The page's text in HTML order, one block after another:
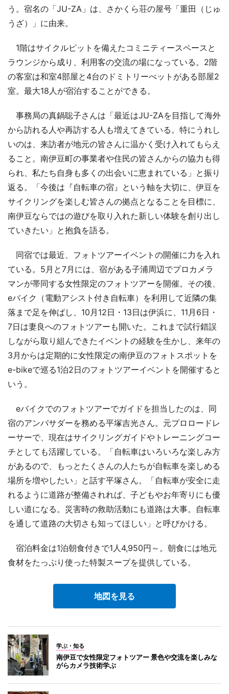
う。宿名の「JU-ZA」は、さかくら荘の屋号「重田（じゅ
うざ）」に由来。
1階はサイクルピットを備えたコミニティースペースと
ラウンジから成り、利用客の交流の場になっている。2階
の客室は和室4部屋と4台のドミトリーべットがある部屋2
室。最大18人が宿泊することができる。
事務局の真鍋聡子さんは「最近はJU-ZAを目指して海外
から訪れる人や再訪する人も増えてきている。特にうれし
いのは、来訪者が地元の皆さんに温かく受け入れてもらえ
ること。南伊豆町の事業者や住民の皆さんからの協力も得
られ、私たち自身も多くの出会いに恵まれている」と振り
返る。「今後は『自転車の宿』という軸を大切に、伊豆を
サイクリングを楽しむ皆さんの拠点となることを目標に、
南伊豆ならではの遊びを取り入れた新しい体験を創り出し
ていきたい」と抱負を語る。
同宿では最近、フォトツアーイベントの開催に力を入れ
ている。5月と7月には、宿がある子浦周辺でプロカメラ
マンが帯同する女性限定のフォトツアーを開催。その後、
eバイク（電動アシスト付き自転車）を利用して近隣の集
落まで足を伸ばし、10月12日・13日は伊浜に、11月6日・
7日は妻良へのフォトツアーも開いた。これまで試行錯誤
しながら取り組んできたイベントの経験を生かし、来年の
3月からは定期的に女性限定の南伊豆のフォトスポットを
e-bikeで巡る1泊2日のフォトツアーイベントを開催すると
いう。
eバイクでのフォトツアーでガイドを担当したのは、同
宿のアンバサダーを務める平塚吉光さん。元プロロードレ
ーサーで、現在はサイクリングガイドやトレーニングコー
チとしても活躍している。「自転車はいろいろな楽しみ方
があるので、もっとたくさんの人たちが自転車を楽しめる
場所を増やしたい」と話す平塚さん。「自転車が安全に走
れるように道路が整備されれば、子どもやお年寄りにも優
しい道になる。災害時の救助活動にも道路は大事。自転車
を通して道路の大切さも知ってほしい」と呼びかける。
宿泊料金は1泊朝食付きで1人4,950円～。朝食には地元
食材をたっぷり使った特製スープを提供している。
地図を見る
学ぶ・知る
南伊豆で女性限定フォトツアー 景色や交流を楽しみな
がらカメラ技術学ぶ